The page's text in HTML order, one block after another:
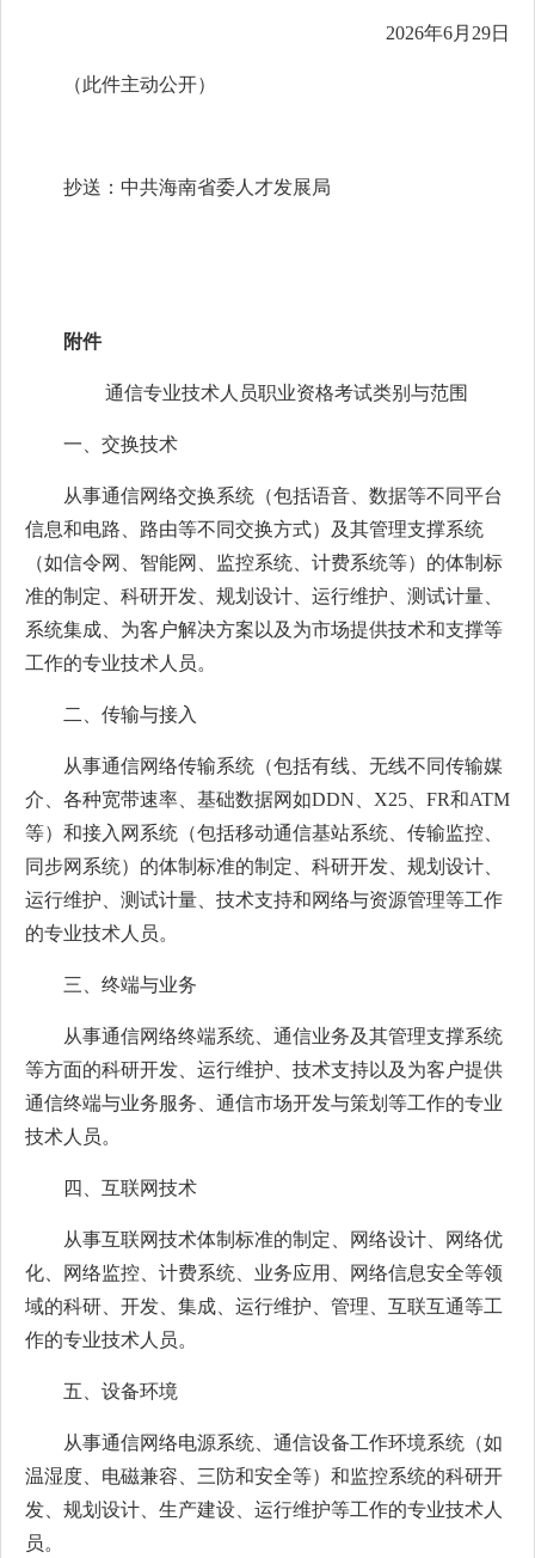
2026年6月29日
（此件主动公开）
抄送：中共海南省委人才发展局
附件
通信专业技术人员职业资格考试类别 与范围
一、交换技术
从事通信网络交换系统（包括语音、数据等不同平台
信息和电路、路由等不同交换方式）及其管理支撑系统
（如信令网、智能网、监控系统、计费系统等）的体制标
准的制定、科研开发、规划设计、运行维护、测试计量、
系统集成、为客户解决方案以及为市场提供技术和支撑等
工作的专业技术人员。
二、传输与接入
从事通信网络传输系统（包括有线、无线不同传输媒
介、各种宽带速率、基础数据网如DDN、X25、FR和ATM
等）和接入网系统（包括移动通信基站系统、传输监控、
同步网系统）的体制标准的制定、科研开发、规划设计、
运行维护、测试计量、技术支持和网络与资源管理等工作
的专业技术人员。
三、终端与业务
从事通信网络终端系统、通信业务及其管理支撑系统
等方面的科研开发、运行维护、技术支持以及为客户提供
通信终端与业务服务、通信市场开发与策划等工作的专业
技术人员。
四、互联网技术
从事互联网技术体制标准的制定、网络设计、网络优
化、网络监控、计费系统、业务应用、网络信息安全等领
域的科研、开发、集成、运行维护、管理、互联互通等工
作的专业技术人员。
五、设备环境
从事通信网络电源系统、通信设备工作环境系统（如
温湿度、电磁兼容、三防和安全等）和监控系统的科研开
发、规划设计、生产建设、运行维护等工作的专业技术人
员。